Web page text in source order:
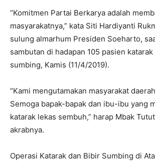
“Komitmen Partai Berkarya adalah
masyarakatnya,” kata Siti Hardiyanti
sulung almarhum Presiden Soeharto,
sambutan di hadapan 105 pasien
sumbing, Kamis (11/4/2019).
“Kami mengutamakan masyarakat
Semoga bapak-bapak dan ibu-ibu yang
katarak lekas sembuh,” harap Mbak
akrabnya.
Operasi Katarak dan Bibir Sumbing di